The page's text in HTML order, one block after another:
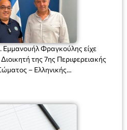
Φραγκούλης είχε
της 7ης Περιφερειακής
– Ελληνικής
Αρχιπλοίαρχο Λ.Σ. κ. Ιωάννη